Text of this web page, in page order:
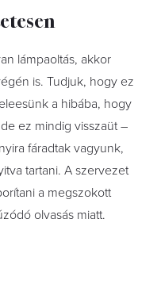
lámpaoltás, akkor
is. Tudjuk, hogy ez
a hibába, hogy
ez mindig visszaüt –
fáradtak vagyunk,
tartani. A szervezet
a megszokott
olvasás miatt.